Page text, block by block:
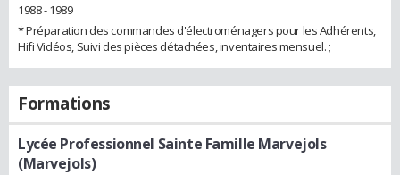
1988 - 1989
* Préparation des commandes d'électroménagers pour les Adhérents,
Hifi Vidéos, Suivi des pièces détachées, inventaires mensuel. ;
Formations
Lycée Professionnel Sainte Famille Marvejols
(Marvejols)